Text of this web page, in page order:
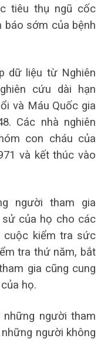
tiêu thụ ngũ cốc
báo sớm của bệnh
dữ liệu từ Nghiên
cứu dài hạn
và Máu Quốc gia
Các nhà nghiên
con cháu của
và kết thúc vào
người tham gia
sử của họ cho các
cuộc kiểm tra sức
tra thứ năm, bắt
gia cũng cung
họ.
người tham
người không